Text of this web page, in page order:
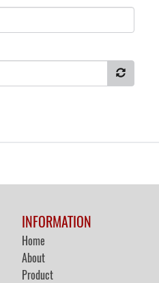
INFORMATION
Home
About
Product